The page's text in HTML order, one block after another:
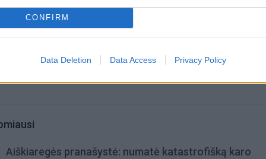
CONFIRM
Data Deletion Data Access Privacy Policy
Aiškiaregės pranašystė: numatė katastrofišką karo